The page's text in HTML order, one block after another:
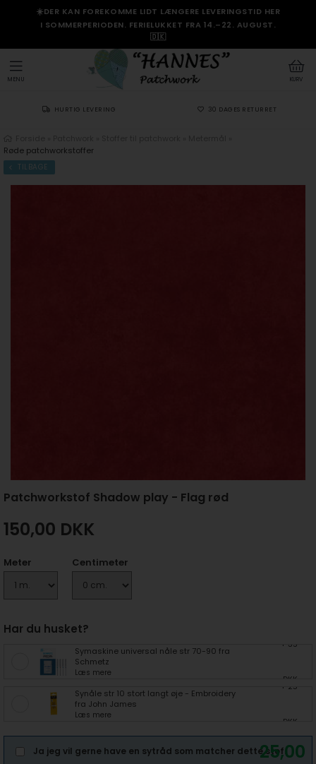
☀️DER KAN FOREKOMME LIDT LÆNGERE LEVERINGSTID HER
I SOMMERPERIODEN. FERIELUKKET FRA 14.–22. AUGUST.
🇩🇰
KURV
MENU
HURTIG LEVERING 30 DAGES RETURRET
Røde patchworkstoffer
TILBAGE
Patchworkstof Shadow play - Flag rød
150,00 DKK
Meter Centimeter
Har du husket?
Symaskine universal nåle str 70-90 fra
Schmetz
Læs mere
+ 35
DKK
Synåle str 10 stort langt øje - Embroidery
fra John James
Læs mere
+ 25
DKK
25,00
Ja jeg vil gerne have en sytråd som matcher dette stof.